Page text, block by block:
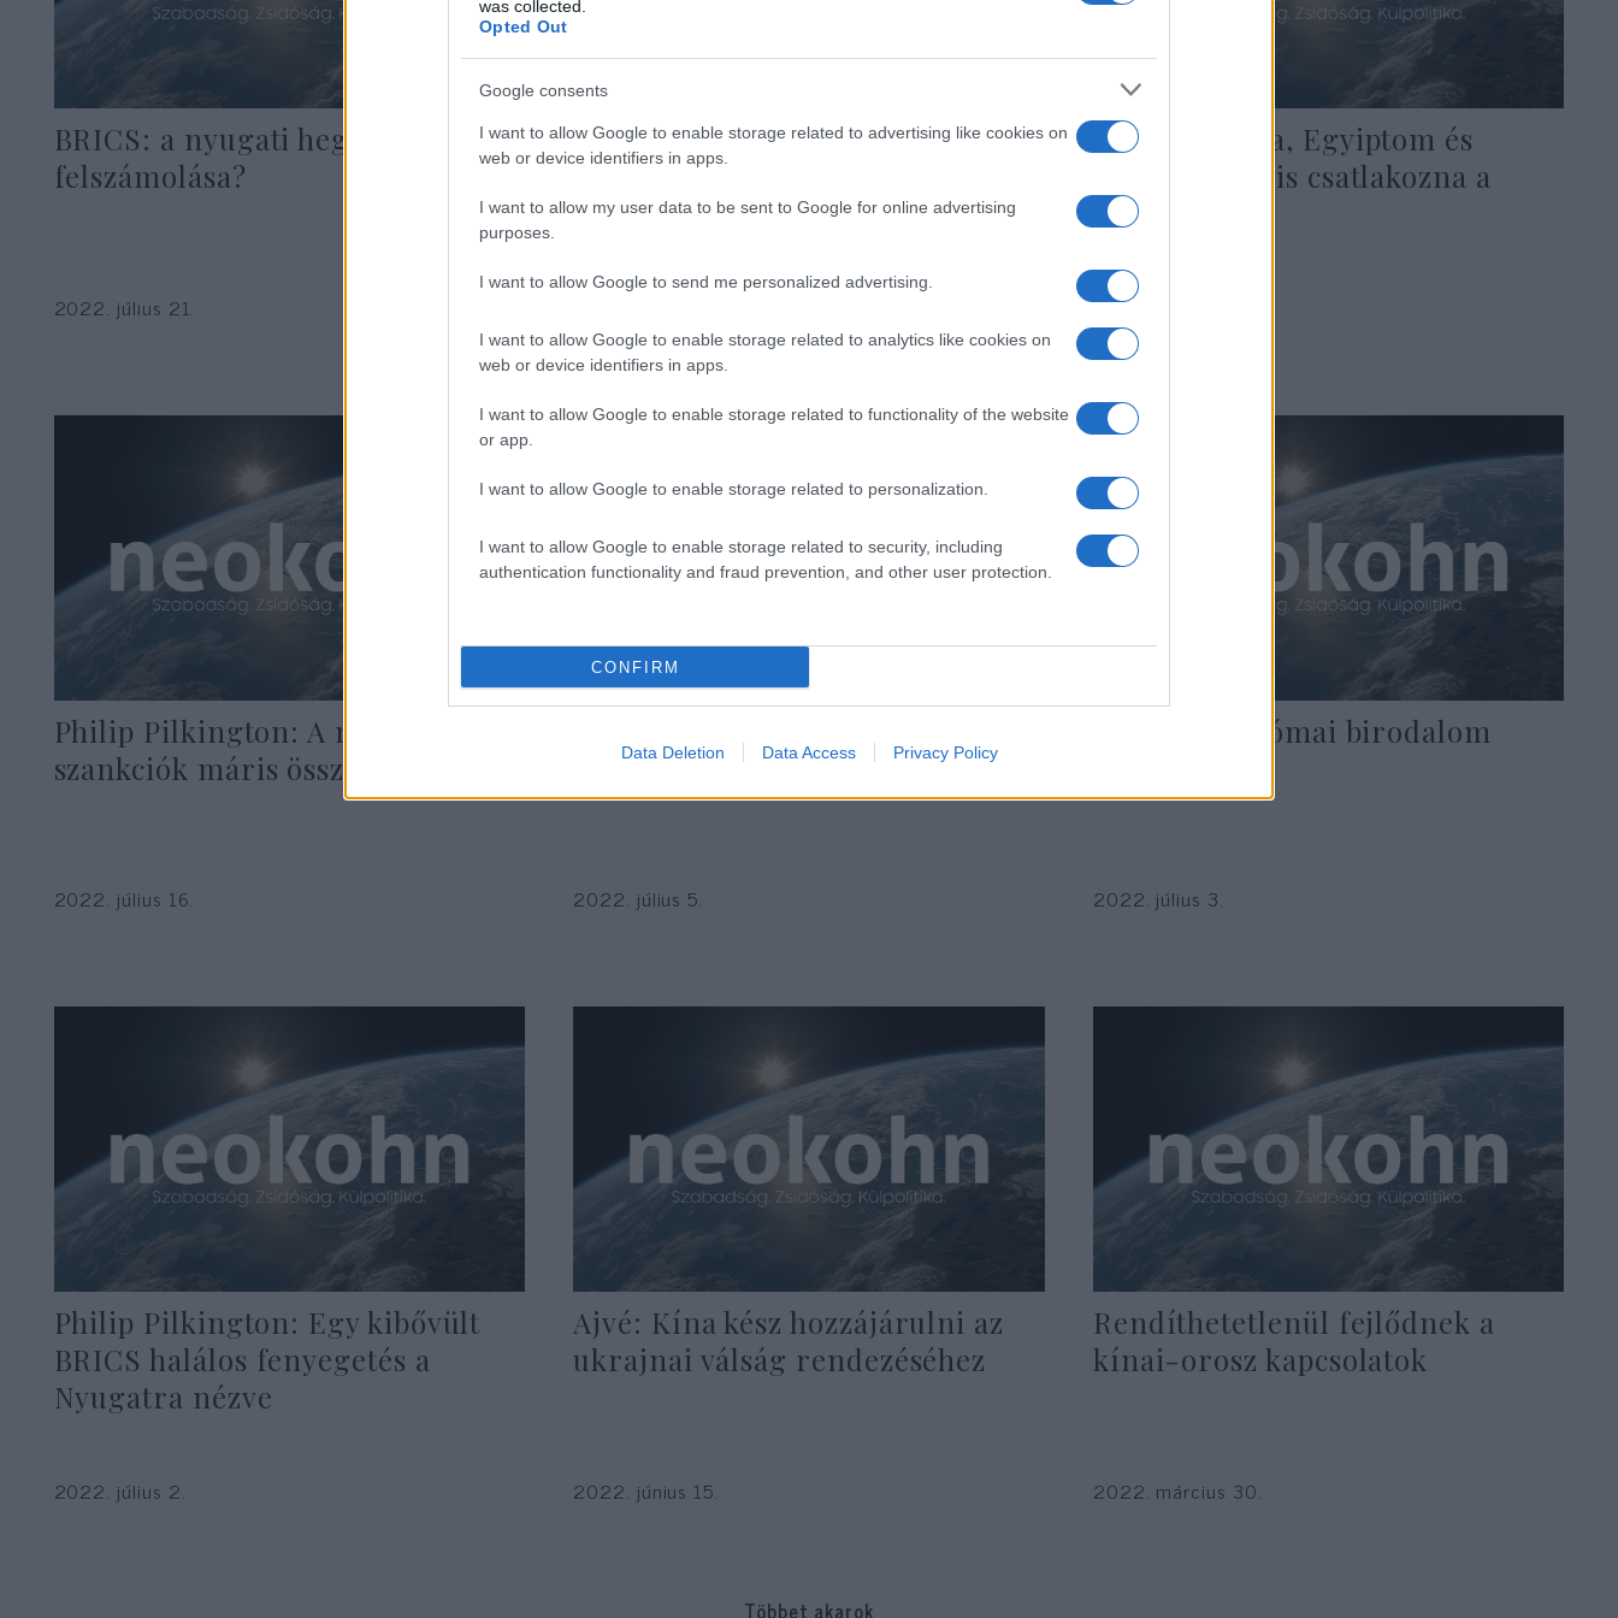
was collected.
Opted Out
Google consents
I want to allow Google to enable storage related to advertising like cookies on
web or device identifiers in apps.
I want to allow my user data to be sent to Google for online advertising
purposes.
I want to allow Google to send me personalized advertising.
I want to allow Google to enable storage related to analytics like cookies on
web or device identifiers in apps.
I want to allow Google to enable storage related to functionality of the website
or app.
I want to allow Google to enable storage related to personalization.
I want to allow Google to enable storage related to security, including
authentication functionality and fraud prevention, and other user protection.
CONFIRM
Data Deletion Data Access Privacy Policy
BRICS: a nyugati hegemónia
felszámolása?
2022. július 21.
BRICS: A többpólusú világrend
sarokkövei
Szaúd-Arábia, Egyiptom és
Törökország is csatlakozna a
BRICS-hez
2022. július 18.
Philip Pilkington: A nyugati
szankciók máris összeomlóban
2022. július 16.
stratégiai fegyvere
2022. július 5.
Jöhet az új Római birodalom
2022. július 3.
Philip Pilkington: Egy kibővült
BRICS halálos fenyegetés a
Nyugatra nézve
2022. július 2.
Ajvé: Kína kész hozzájárulni az
ukrajnai válság rendezéséhez
2022. június 15.
Rendíthetetlenül fejlődnek a
kínai-orosz kapcsolatok
2022. március 30.
Többet akarok